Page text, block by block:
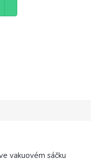
vakuovém sáčku